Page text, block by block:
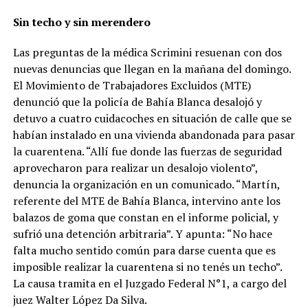
Sin techo y sin merendero
Las preguntas de la médica Scrimini resuenan con dos
nuevas denuncias que llegan en la mañana del domingo.
El Movimiento de Trabajadores Excluidos (MTE)
denunció que la policía de Bahía Blanca desalojó y
detuvo a cuatro cuidacoches en situación de calle que se
habían instalado en una vivienda abandonada para pasar
la cuarentena. “Allí fue donde las fuerzas de seguridad
aprovecharon para realizar un desalojo violento”,
denuncia la organización en un comunicado. “Martín,
referente del MTE de Bahía Blanca, intervino ante los
balazos de goma que constan en el informe policial, y
sufrió una detención arbitraria”. Y apunta: “No hace
falta mucho sentido común para darse cuenta que es
imposible realizar la cuarentena si no tenés un techo”.
La causa tramita en el Juzgado Federal N°1, a cargo del
juez Walter López Da Silva.